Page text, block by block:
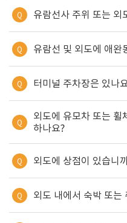
Q 유람선사 주위 또는 외
Q 유람선 및 외도에 애완
Q 터미널 주차장은 있나
Q
외도에 유모차 또는 휠
하나요?
Q 외도에 상점이 있습니
Q 외도 내에서 숙박 또는